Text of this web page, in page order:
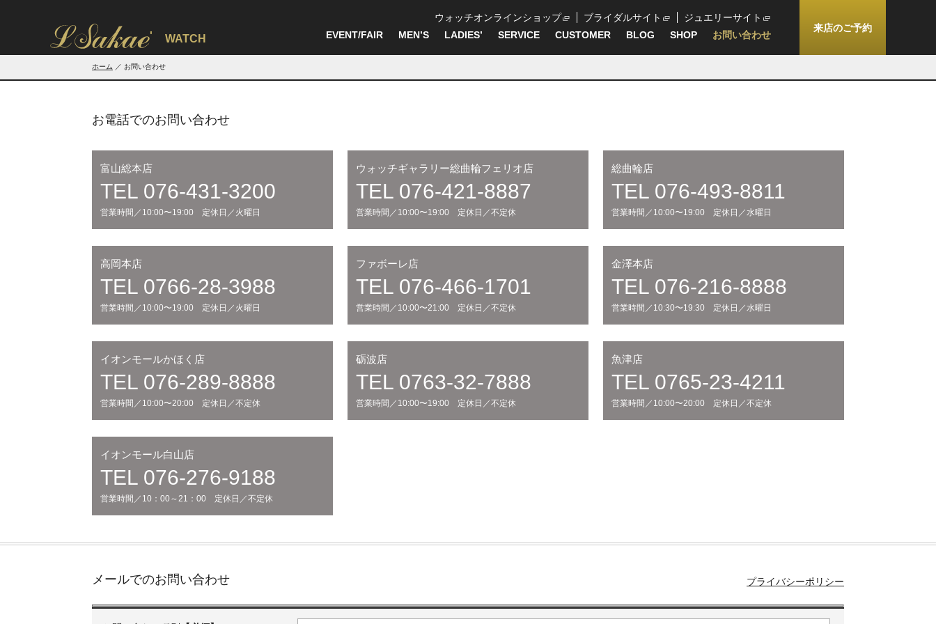
' WATCH
ウォッチオンラインショップ ブライダルサイト
ジュエリーサイト
EVENT/FAIR
MEN’S LADIES’ SERVICE CUSTOMER BLOG SHOP お問い合わせ
来店のご予約
ホーム お問い合わせ
お電話でのお問い合わせ
富山総本店
TEL 076-431-3200
営業時間／10:00〜19:00 定休日／火曜日
ウォッチギャラリー総曲輪フェリオ店
TEL 076-421-8887
営業時間／10:00〜19:00 定休日／不定休
総曲輪店
TEL 076-493-8811
営業時間／10:00〜19:00 定休日／水曜日
高岡本店
TEL 0766-28-3988
営業時間／10:00〜19:00 定休日／火曜日
ファボーレ店
TEL 076-466-1701
営業時間／10:00〜21:00 定休日／不定休
金澤本店
TEL 076-216-8888
営業時間／10:30〜19:30 定休日／水曜日
イオンモールかほく店
TEL 076-289-8888
営業時間／10:00〜20:00 定休日／不定休
砺波店
TEL 0763-32-7888
営業時間／10:00〜19:00 定休日／不定休
魚津店
TEL 0765-23-4211
営業時間／10:00〜20:00 定休日／不定休
イオンモール白山店
TEL 076-276-9188
営業時間／10：00～21：00 定休日／不定休
メールでのお問い合わせ プライバシーポリシー